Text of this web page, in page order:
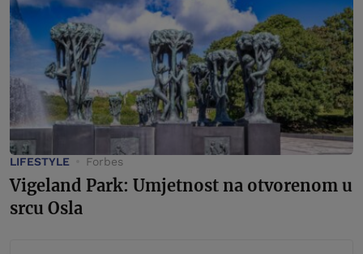
LIFESTYLE Forbes
Vigeland Park: Umjetnost na otvorenom u
srcu Osla